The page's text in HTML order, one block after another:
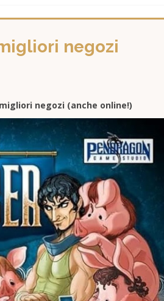
negozi
negozi (anche online!)